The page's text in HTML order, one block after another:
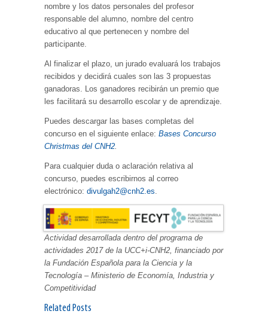
nombre y los datos personales del profesor
responsable del alumno, nombre del centro
educativo al que pertenecen y nombre del
participante.
Al finalizar el plazo, un jurado evaluará los trabajos
recibidos y decidirá cuales son las 3 propuestas
ganadoras. Los ganadores recibirán un premio que
les facilitará su desarrollo escolar y de aprendizaje.
Puedes descargar las bases completas del
concurso en el siguiente enlace: Bases Concurso
Christmas del CNH2
Para cualquier duda o aclaración relativa al
concurso, puedes escribirnos al correo
electrónico: divulgah2@cnh2.es
Actividad desarrollada dentro del programa de
actividades 2017 de la UCC+i-CNH2, financiado por
la Fundación Española para la Ciencia y la
Tecnología – Ministerio de Economía, Industria y
Competitividad
Related Posts